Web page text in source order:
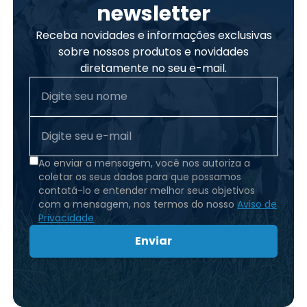
newsletter
Receba novidades e informações exclusivas
sobre nossos produtos e novidades
diretamente no seu e-mail.
Ao enviar a mensagem, você nos autoriza a
coletar os seus dados para que possamos
contatá-lo e entender melhor seus objetivos
com a mensagem, nos termos do nossoAviso de
Privacidade
Enviar